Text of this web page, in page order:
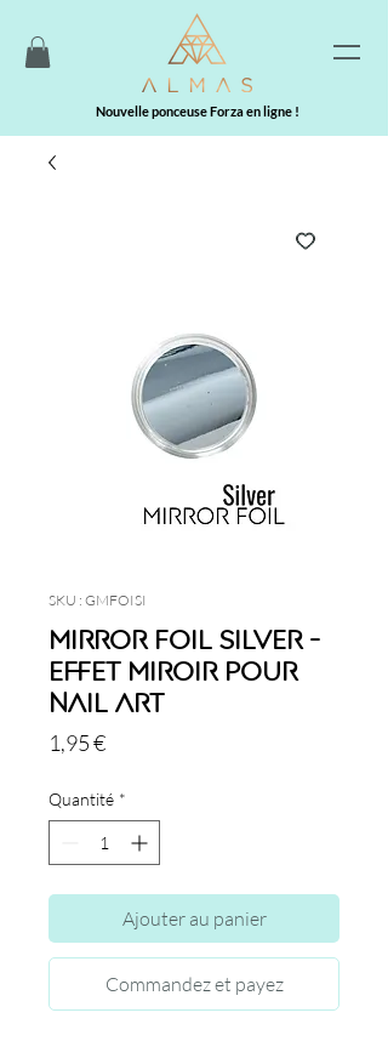
Nouvelle ponceuse Forza en ligne !
SKU : GMFOISI
Mirror Foil Silver -
Effet miroir pour
nail art
1,95 €Prix
Quantité *
Ajouter au panier
Commandez et payez